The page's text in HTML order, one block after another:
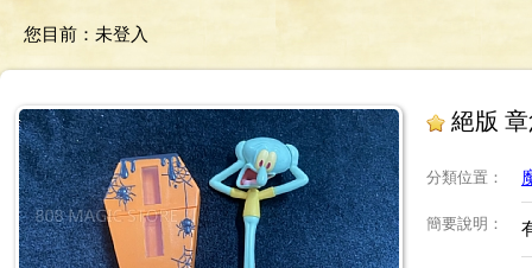
您目前： 未登入
絕版
分類位置 ：
簡要說明 ：